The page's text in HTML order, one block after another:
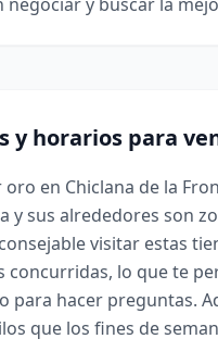
y horarios para
oro en Chiclana de la
y sus alrededores son
visitar estas
concurridas, lo que te
para hacer preguntas.
que los fines de